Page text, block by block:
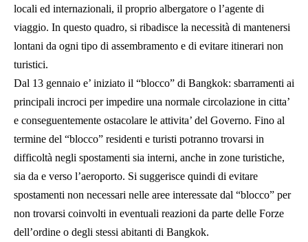
locali ed internazionali, il proprio albergatore o l’agente di
viaggio. In questo quadro, si ribadisce la necessità di mantenersi
lontani da ogni tipo di assembramento e di evitare itinerari non
turistici.
Dal 13 gennaio e’ iniziato il “blocco” di Bangkok: sbarramenti ai
principali incroci per impedire una normale circolazione in citta’
e conseguentemente ostacolare le attivita’ del Governo. Fino al
termine del “blocco” residenti e turisti potranno trovarsi in
difficoltà negli spostamenti sia interni, anche in zone turistiche,
sia da e verso l’aeroporto. Si suggerisce quindi di evitare
spostamenti non necessari nelle aree interessate dal “blocco” per
non trovarsi coinvolti in eventuali reazioni da parte delle Forze
dell’ordine o degli stessi abitanti di Bangkok.